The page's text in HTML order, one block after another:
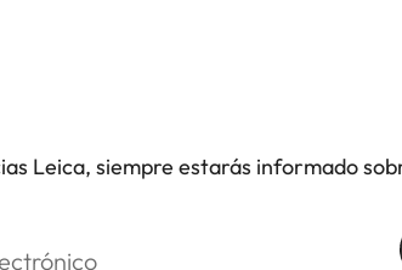
Leica, siempre estarás informado